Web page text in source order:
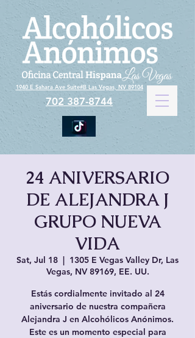
1940 E Sahara Ave Suite#B Las Vegas, NV 89104
702 387-8744
24 ANIVERSARIO
DE ALEJANDRA J
GRUPO NUEVA
VIDA
Sat, Jul 18
  |
1305 E Vegas Valley Dr, Las
Vegas, NV 89169, EE. UU.
Estás cordialmente invitado al 24
aniversario de nuestra compañera
Alejandra J en Alcohólicos Anónimos.
Este es un momento especial para